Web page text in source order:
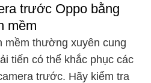
trước Oppo bằng
mềm
mềm thường xuyên cung
tiến có thể khắc phục các
trước. Hãy kiểm tra